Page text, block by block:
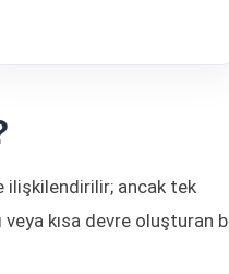
ilişkilendirilir; ancak tek
kısa devre oluşturan